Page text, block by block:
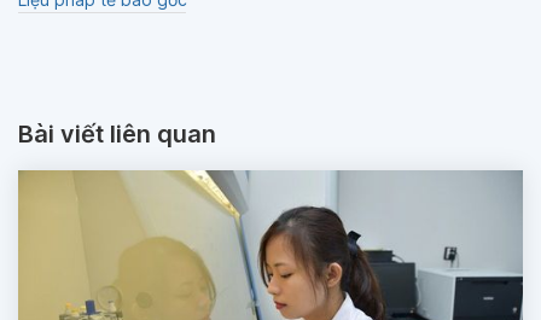
Bài viết liên quan